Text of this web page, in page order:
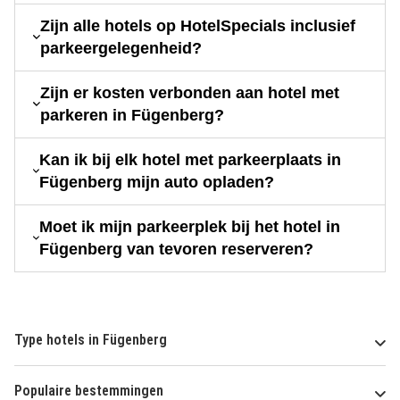
Zijn alle hotels op HotelSpecials inclusief
parkeergelegenheid?
Zijn er kosten verbonden aan hotel met
parkeren in Fügenberg?
Kan ik bij elk hotel met parkeerplaats in
Fügenberg mijn auto opladen?
Moet ik mijn parkeerplek bij het hotel in
Fügenberg van tevoren reserveren?
Type hotels in Fügenberg
Populaire bestemmingen